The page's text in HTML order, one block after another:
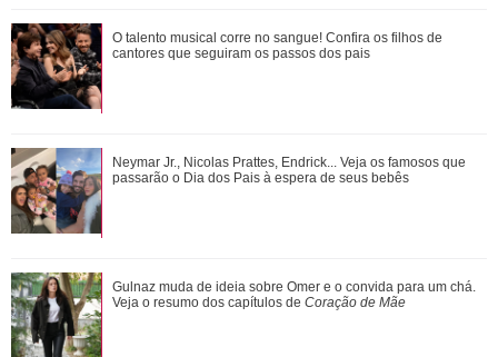
O talento musical corre no sangue! Confira os filhos de
cantores que seguiram os passos dos p...
João Raul diz para Agrado que não está conseguindo
conviver com seu sucesso. Veja os resum...
O talento musical corre no sangue! Confira os filhos de
cantores que seguiram os passos dos pais
Neymar Jr., Nicolas Prattes, Endrick... Veja os famosos que
passarão o Dia dos Pais à espera de seus bebês
Gulnaz muda de ideia sobre Omer e o convida para um chá.
Veja o resumo dos capítulos de Coração de Mãe